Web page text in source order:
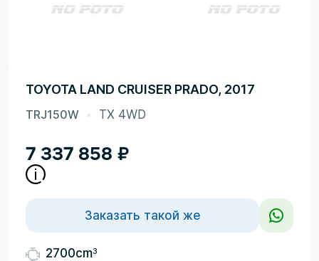
TOYOTA LAND CRUISER PRADO, 2017
TRJ150W TX 4WD
7 337 858 ₽
Заказать такой же
2700cm3